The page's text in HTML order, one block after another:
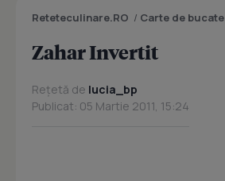
Reteteculinare.RO / Carte de bucate
Zahar Invertit
Rețetă de lucia_bp
Publicat: 05 Martie 2011, 15:24